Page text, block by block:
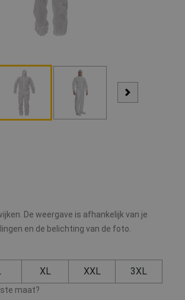
De weergave is afhankelijk van je
en de belichting van de foto.
XL XXL 3XL
maat?